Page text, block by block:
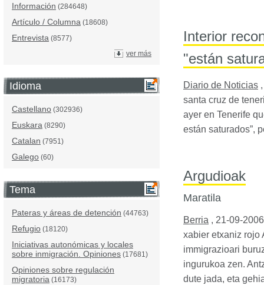
Información (284648)
Artículo / Columna (18608)
Entrevista (8577)
ver más
Idioma
Castellano (302936)
Euskara (8290)
Catalan (7951)
Galego (60)
Tema
Pateras y áreas de detención (44763)
Refugio (18120)
Iniciativas autonómicas y locales
sobre inmigración. Opiniones (17681)
Opiniones sobre regulación
migratoria (16173)
Interior
"están
Diario de Noticias
santa cruz de
ayer en Tenerife
están saturados”,
Argudioak
Maratila
Berria , 21-09-2006
xabier etxaniz rojo
immigrazioari
ingurukoa zen.
dute jada, eta